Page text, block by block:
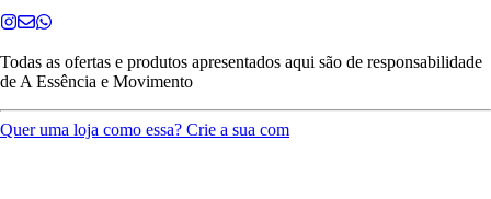
Todas as ofertas e produtos apresentados aqui são de responsabilidade
de A Essência e Movimento
Quer uma loja como essa? Crie a sua com